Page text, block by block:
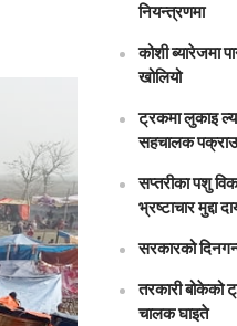
नियन्त्रणमा
कोशी ब्यारेजमा
खोलियो
ट्रकमा लुकाइ
सहचालक
सप्तरीका पशु
भ्रष्टाचार मुद्दा
सरकारको
तरकारी बोकेको
चालक घाइते